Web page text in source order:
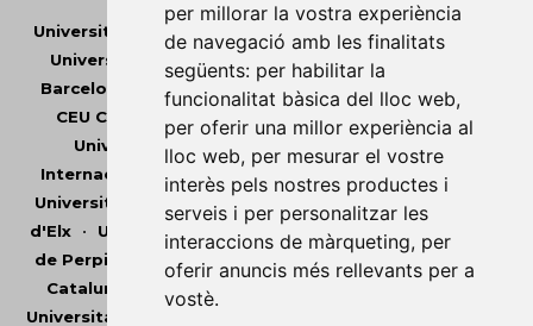
per millorar la vostra experiència
de navegació amb les finalitats
següents: per habilitar la
funcionalitat bàsica del lloc web,
per oferir una millor experiència al
lloc web, per mesurar el vostre
interès pels nostres productes i
serveis i per personalitzar les
interaccions de màrqueting, per
oferir anuncis més rellevants per a
vostè.
Universitat Abat Oliba CEU • Universitat d'Alacant
Universitat d'Andorra
•
Universitat Autònoma de
Barcelona
Universitat de Barcelona•
Universitat
CEU Cardenal Herrera
Universitat de Girona
•
Universitat de les Illes Balears
Universitat
Internacional de Catalunya
Universitat Jaume I
Universitat de Lleida•
Universitat Miguel Hernández
d'Elx• Universitat Oberta de Catalunya •
de Perpinyà Via Domitia
Universitat Politècnica de
Catalunya
Universitat Politècnica de València
Universitat Pompeu Fabra